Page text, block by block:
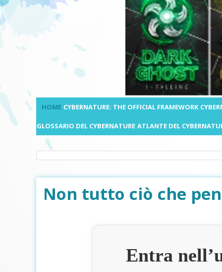
HOME CYBERNATURE: THE OFFICIAL FRAMEWORK
GLOSSARIO DEL CYBERNATURE ATLANTE DEL
Non tutto ciò che
Entra